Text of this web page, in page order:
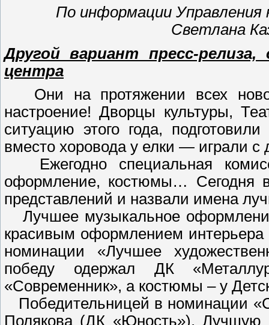
По информации
Светлана
Другой вариант пресс-
центра
Они на протяжении всех
настроение! Дворцы культуры,
ситуацию этого года,
вместо хоровода у елки — играли с
Ежегодно специальная
оформление, костюмы… Сегодня
представлений и назвали имена
Лучшее музыкальное
красивым оформлением интерьера
номинации «Лучшее
победу одержал ДК
«Современник», а костюмы – у
Победительницей в номинации
Полякова (ДК «Юность»). Лучшую